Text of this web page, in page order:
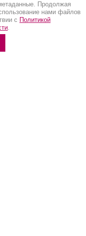
Продолжая
нами файлов
с Политикой
.